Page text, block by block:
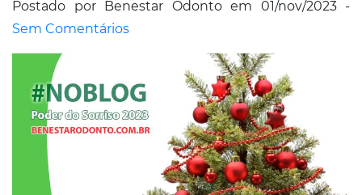
Tratamentos
Depoimentos
Dicas
de
Postado por Benestar Odonto em 01/nov/2023 -
Sem Comentários